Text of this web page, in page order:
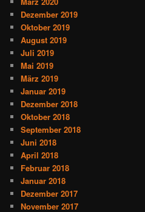
Dezember 2019
Oktober 2019
August 2019
Juli 2019
Mai 2019
März 2019
Januar 2019
Dezember 2018
Oktober 2018
September 2018
Juni 2018
April 2018
Februar 2018
Januar 2018
Dezember 2017
November 2017